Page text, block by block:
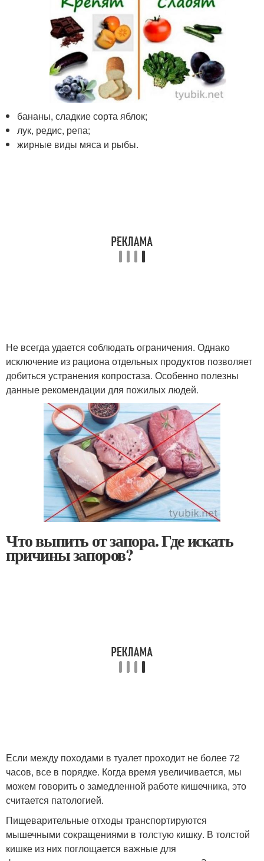
бананы, сладкие сорта яблок;
лук, редис, репа;
жирные виды мяса и рыбы.
Не всегда удается соблюдать ограничения. Однако
исключение из рациона отдельных продуктов позволяет
добиться устранения копростаза. Особенно полезны
данные рекомендации для пожилых людей.
Что выпить от запора. Где искать
причины запоров?
Если между походами в туалет проходит не более 72
часов, все в порядке. Когда время увеличивается, мы
можем говорить о замедленной работе кишечника, это
считается патологией.
Пищеварительные отходы транспортируются
мышечными сокращениями в толстую кишку. В толстой
кишке из них поглощается важные для